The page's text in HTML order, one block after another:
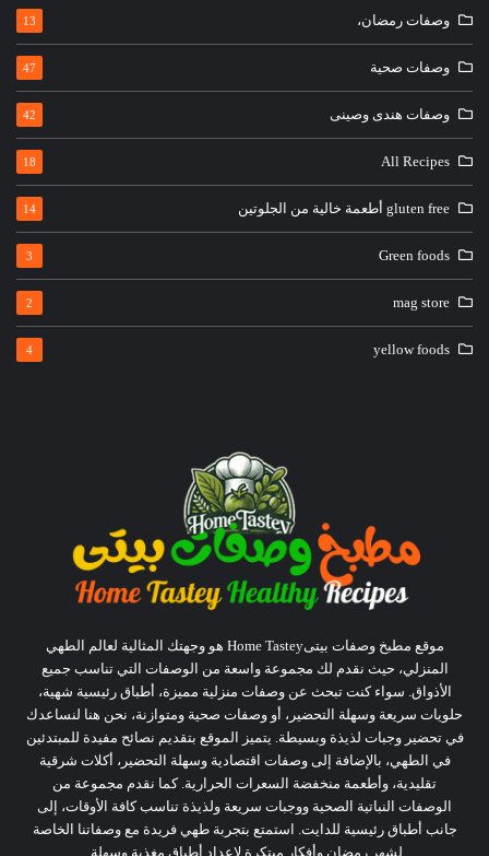
وصفات رمضان، 13
وصفات صحية 47
وصفات هندى وصينى 42
All Recipes
18
gluten free أطعمة خالية من الجلوتين 14
Green foods
3
mag store
2
yellow foods
4
موقع مطبخ وصفات بيتىHome Tastey هو وجهتك المثالية لعالم الطهي
المنزلي، حيث نقدم لك مجموعة واسعة من الوصفات التي تناسب جميع
الأذواق. سواء كنت تبحث عن وصفات منزلية مميزة، أطباق رئيسية شهية،
حلويات سريعة وسهلة التحضير، أو وصفات صحية ومتوازنة، نحن هنا لنساعدك
في تحضير وجبات لذيذة وبسيطة. يتميز الموقع بتقديم نصائح مفيدة للمبتدئين
في الطهي، بالإضافة إلى وصفات اقتصادية وسهلة التحضير، أكلات شرقية
تقليدية، وأطعمة منخفضة السعرات الحرارية. كما نقدم مجموعة من
الوصفات النباتية الصحية ووجبات سريعة ولذيذة تناسب كافة الأوقات، إلى
جانب أطباق رئيسية للدايت. استمتع بتجربة طهي فريدة مع وصفاتنا الخاصة
لشهر رمضان وأفكار مبتكرة لإعداد أطباق مغذية وسهلة.